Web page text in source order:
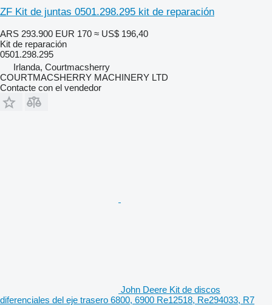
ZF Kit de juntas 0501.298.295 kit de reparación
ARS 293.900 EUR 170 ≈ US$ 196,40
Kit de reparación
0501.298.295
Irlanda, Courtmacsherry
COURTMACSHERRY MACHINERY LTD
Contacte con el vendedor
John Deere Kit de discos
diferenciales del eje trasero 6800, 6900 Re12518, Re294033, R7